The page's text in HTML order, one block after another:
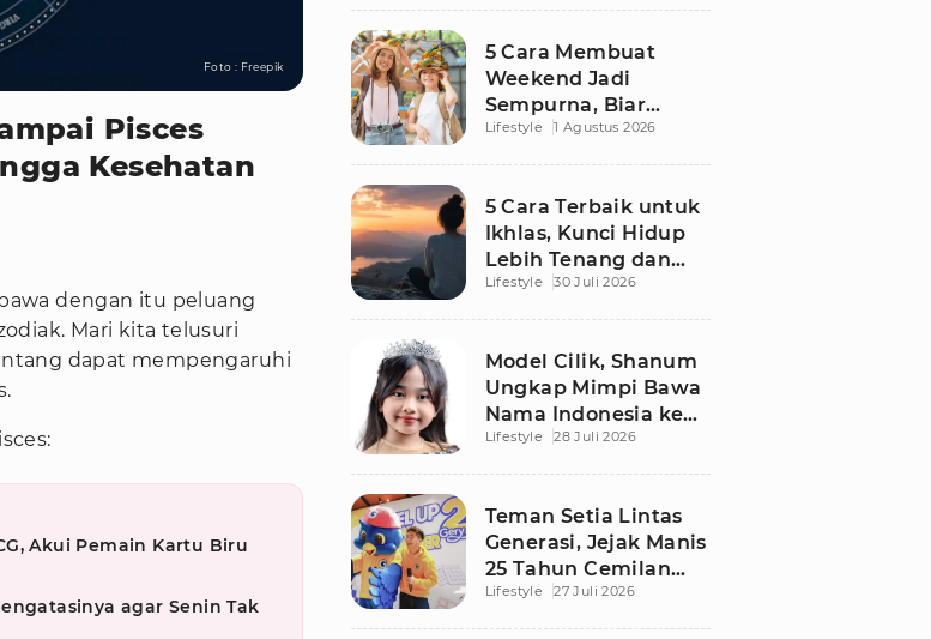
Foto : Freepik
Pisces
Kesehatan
dengan itu peluang
Mari kita telusuri
dapat mempengaruhi
Akui Pemain Kartu Biru
agar Senin Tak
5 Cara Membuat
Weekend Jadi
Sempurna, Biar
Pikiran Fresh dan
Lifestyle 1 Agustus 2026
5 Cara Terbaik untuk
Ikhlas, Kunci Hidup
Lebih Tenang dan
Bahagia
Lifestyle 30 Juli 2026
Model Cilik, Shanum
Ungkap Mimpi Bawa
Nama Indonesia ke
Panggung Dunia
Lifestyle 28 Juli 2026
Teman Setia Lintas
Generasi, Jejak Manis
25 Tahun Cemilan
Gery yang Legendaris
Lifestyle 27 Juli 2026